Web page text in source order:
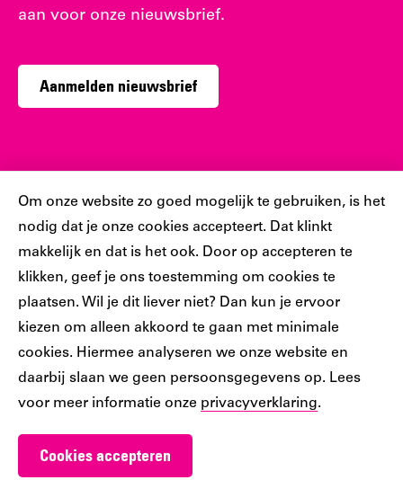
Cookiebar
Om onze website zo goed mogelijk te gebruiken, is het
nodig dat je onze cookies accepteert. Dat klinkt
makkelijk en dat is het ook. Door op accepteren te
klikken, geef je ons toestemming om cookies te
plaatsen. Wil je dit liever niet? Dan kun je ervoor
kiezen om alleen akkoord te gaan met minimale
cookies. Hiermee analyseren we onze website en
daarbij slaan we geen persoonsgegevens op. Lees
voor meer informatie onze privacyverklaring.
Cookies accepteren
aan voor onze nieuwsbrief.
Aanmelden nieuwsbrief
Sociaal
Volg jij ons al?
Ons
account
Ons
account
Ons
Instagram
account
Ons
account
Ons
account